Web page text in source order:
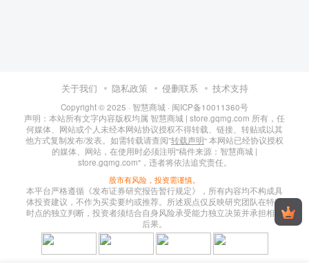
关于我们 隐私政策 侵删联系 技术支持
Copyright © 2025 · 智慧商城 · 闽ICP备10011360号
声明：本站所有文字内容版权均属 智慧商城 | store.gqmg.com 所有，任
何媒体、网站或个人未经本网站协议授权不得转载、链接、转贴或以其
他方式复制发布/发表。如需转载请查阅”转载声明“ 本网站已经协议授权
的媒体、网站，在使用时必须注明"稿件来源：智慧商城 |
store.gqmg.com"，违者将依法追究责任。
股市有风险，投资需谨慎。
本平台严格遵循《发布证券研究报告暂行规定》，所有内容均不构成具
体投资建议，不作为买卖要约或推荐。所述观点仅反映研究团队在特定
时点的独立判断，投资者须结合自身风险承受能力独立决策并承担相应
后果。